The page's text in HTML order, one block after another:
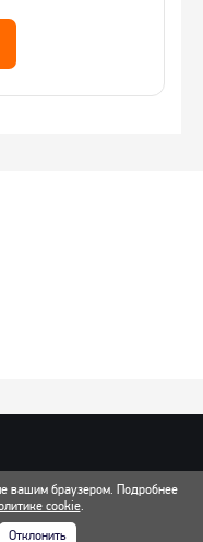
вашим браузером. Подробнее
cookie.
Отклонить